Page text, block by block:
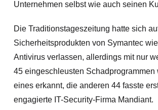
Unternehmen selbst wie auch seinen
Die Traditionstageszeitung hatte sich
Sicherheitsprodukten von Symantec
Antivirus verlassen, allerdings mit nur
45 eingeschleusten Schadprogrammen
eines erkannt, die anderen 44 fasste
engagierte IT-Security-Firma Mandiant.